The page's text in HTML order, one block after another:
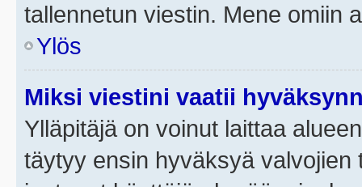
tallennetun viestin. Mene omiin
Ylös
Miksi viestini vaatii
Ylläpitäjä on voinut laittaa
täytyy ensin hyväksyä